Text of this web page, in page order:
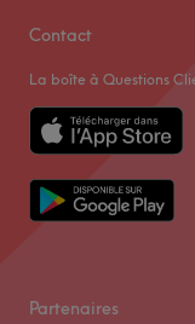
Contact
La boîte à Questions
Partenaires